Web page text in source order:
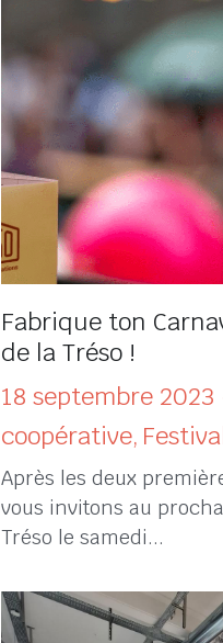
Fabrique ton
de la Tréso !
18 septembre 2023
coopérative,Festival,
vous invitons au
Tréso le samedi...